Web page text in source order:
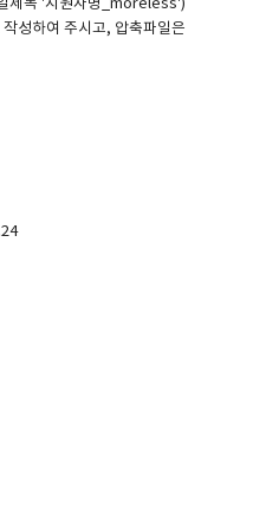
제목 '지원자명_moreless')
작성하여 주시고, 압축파일은